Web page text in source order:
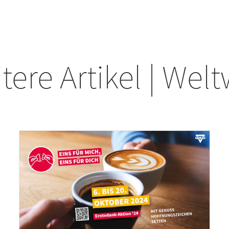
Artikel |